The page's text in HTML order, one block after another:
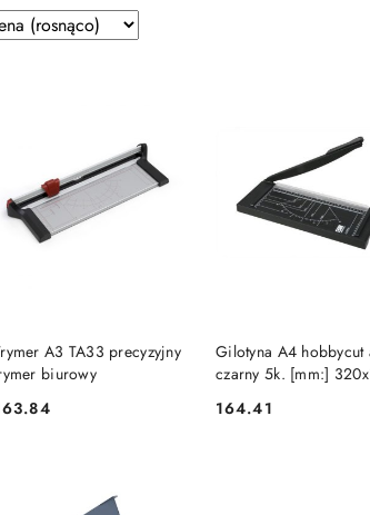
A3 TA33 precyzyjny
biurowy
DO KOSZYKA
Gilotyna A4 hobbycut
czarny 5k. [mm:]
Cena:
164.41
DO KOSZYKA